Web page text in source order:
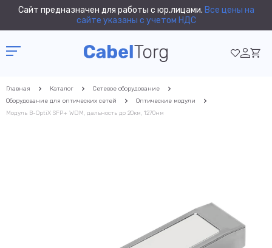
Сайт предназначен для работы с юр.лицами. Все цены на
сайте указаны с учетом НДС
Главная Каталог
Сетевое оборудование
Оборудование для оптических сетей
Оптические модули
Модуль B-OptiX SFP+ WDM, дальность до 20км, 1270нм